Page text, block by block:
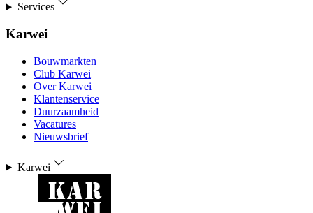
Services
Karwei
Bouwmarkten
Club Karwei
Over Karwei
Klantenservice
Duurzaamheid
Vacatures
Nieuwsbrief
Karwei